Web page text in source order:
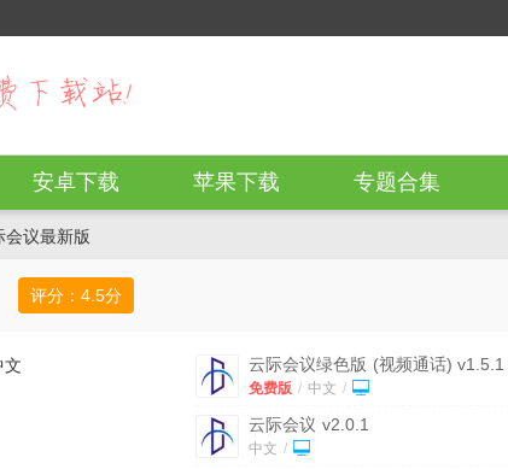
安卓下载 苹果下载 专题合集
议最新版
评分： 4.5分
文 云际会议绿色版 (视频通话) v1.5.1
费版
免费版 / 中文 /
云际会议 v2.0.1
中文 /